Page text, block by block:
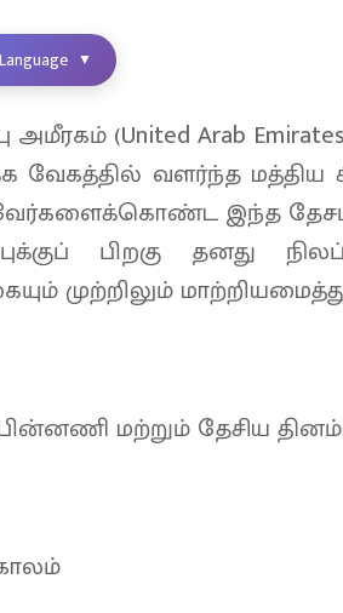
▼
அமீரகம் (United Arab
வேகத்தில் வளர்ந்த மத்திய
வேர்களைக்கொண்ட இந்த
பிறகு தனது
முற்றிலும்
மற்றும் தேசிய